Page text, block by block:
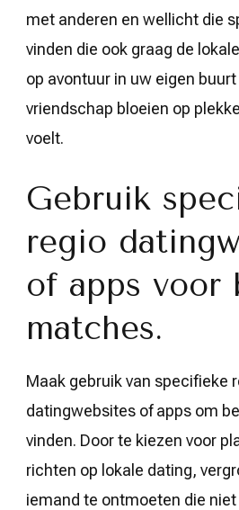
met anderen en wellicht die
vinden die ook graag de
op avontuur in uw eigen
vriendschap bloeien op
voelt.
Gebruik
regio
of apps voor
matches.
Maak gebruik van specifieke
datingwebsites of apps om
vinden. Door te kiezen voor
richten op lokale dating,
iemand te ontmoeten die niet